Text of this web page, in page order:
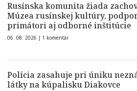
Rusínska komunita žiada
Múzea rusínskej kultúry,
primátori aj odborné inštitúcie
06. 08. 2026 | 1 komentár
Polícia zasahuje pri úniku
látky na kúpalisku Diakovce